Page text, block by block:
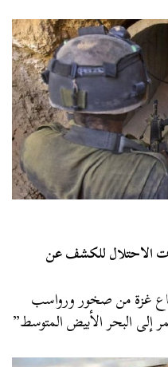
الاحتلال للكشف عن
غزة من صخور ورواسب
إلى البحر الأبيض المتوسط”